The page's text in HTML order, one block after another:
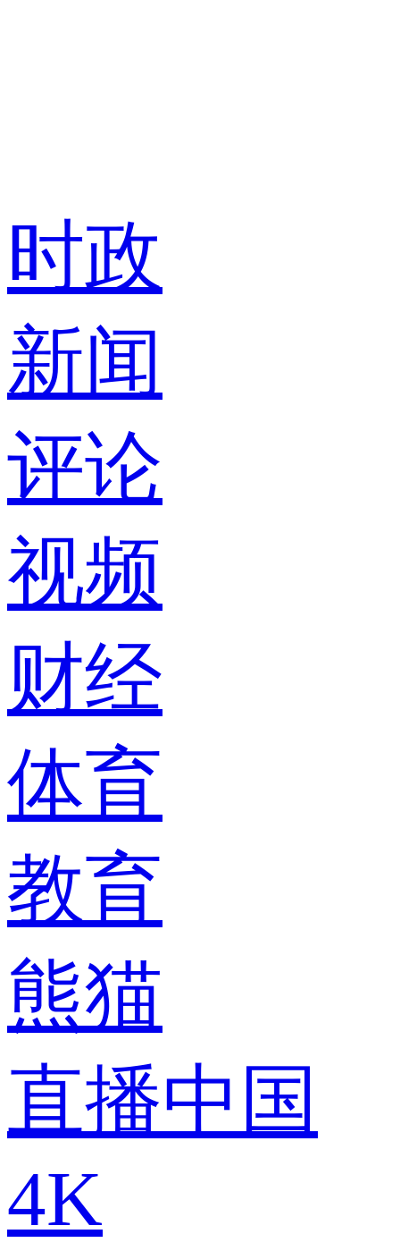
时政
新闻
评论
视频
财经
体育
教育
熊猫
直播中国
4K